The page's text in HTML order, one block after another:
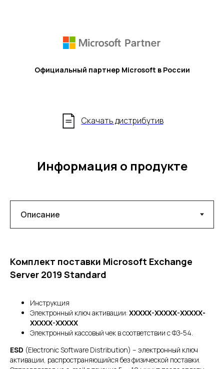
Официальный партнер Microsoft в России
Скачать дистрибутив
Информация о продукте
Комплект поставки Microsoft Exchange
Server 2019 Standard
Инструкция
Электронный ключ активации: XXXXX-XXXXX-XXXXX-
XXXXX-XXXXX
Электронный кассовый чек в соответствии с ФЗ-54.
ESD (Electronic Software Distribution) – электронный ключ
активации, распространяющийся без физической поставки.